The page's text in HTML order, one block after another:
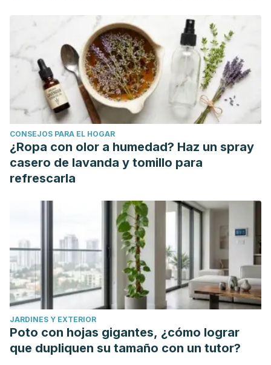
Octubre 2013. 50 (5): 1012-1017.
National Institute of Diabetes and Digestive and Kidney
Diseases. Tratamiento para el estreñimiento en los niños.
Mayo 2018.
Paruzynski H, Korczak R, et al. A pilot and feasability study
of oatmeal consumption in children to assess markers of
boewl function. Journal of Medicinal Food . Mayo 2020. 23
(5): 554-559.
Sun J, Bai H, et al. Effects of flaxseed supplementation on
functional constipation and quality life in a Chinese
population: a randomized trial.
Asia Pacific Journal of
Ullah R, Nadeem M, et al. Nutritional and therapeutic
Salvia hispanica
of Food Science and Technology
. Abril 2016. 53 (4): 1750-
The Royal Children Hospital Melbourne. Constipation.
Agosto 2020.
CONSEJOS PARA EL HOGAR
¿Ropa con olor a humedad? Haz un spray
casero de lavanda y tomillo para
refrescarla
JARDINES Y EXTERIOR
Poto con hojas gigantes, ¿cómo lograr
que dupliquen su tamaño con un tutor?